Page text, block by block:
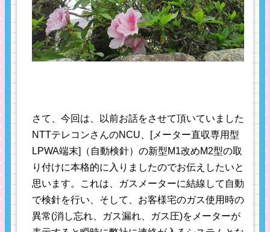
さて、今回は、以前お話をさせて頂いていました
NTTテレコンさんのNCU、[メーター直収専用型
LPWA端末]（自動検針）の新型M1改めM2型の取
り付けに本格的に入りましたのでお伝えしたいと
思います。これは、ガスメーターに結線して自動
で検針を行い、そして、お客様宅のガス使用時の
異常(消し忘れ、ガス漏れ、ガス圧)をメーターが